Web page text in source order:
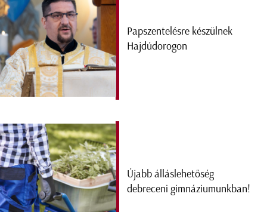
Papszentelésre készülnek
Hajdúdorogon
Újabb álláslehetőség
debreceni gimnáziumunkban!